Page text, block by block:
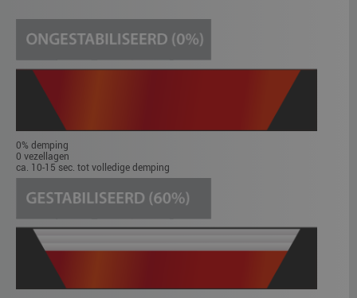
0% demping
0 vezellagen
ca. 10-15 sec. tot volledige demping